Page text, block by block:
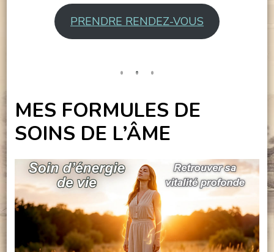
PRENDRE RENDEZ-VOUS
MES FORMULES DE
SOINS DE L’ÂME